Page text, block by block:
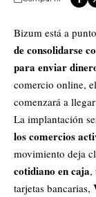
Bizum está a
de consolidarse
para enviar
comercio online,
comenzará a
La implantación
los comercios
movimiento deja
cotidiano en caja,
tarjetas bancarias,